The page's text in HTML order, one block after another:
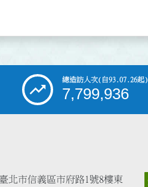
總造訪人次(自93.07.26起)
7,799,936
北市信義區市府路1號8樓東